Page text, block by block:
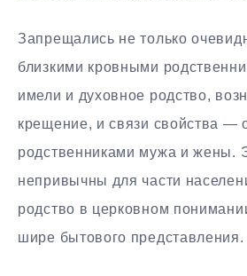
Запрещались не только
близкими кровными
имели и духовное родство,
крещение, и связи свойства —
родственниками мужа и жены.
непривычны для части
родство в церковном
шире бытового представления.